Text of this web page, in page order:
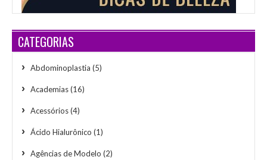
CATEGORIAS
Abdominoplastia (5)
Academias(16)
Acessórios(4)
Ácido Hialurônico (1)
Agências de Modelo (2)